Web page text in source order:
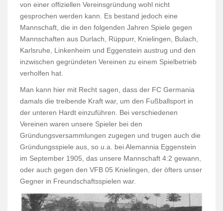
von einer offiziellen Vereinsgründung wohl nicht
gesprochen werden kann. Es bestand jedoch eine
Mannschaft, die in den folgenden Jahren Spiele gegen
Mannschaften aus Durlach, Rüppurr, Knielingen, Bulach,
Karlsruhe, Linkenheim und Eggenstein austrug und den
inzwischen gegründeten Vereinen zu einem Spielbetrieb
verholfen hat.
Man kann hier mit Recht sagen, dass der FC Germania
damals die treibende Kraft war, um den Fußballsport in
der unteren Hardt einzuführen. Bei verschiedenen
Vereinen waren unsere Spieler bei den
Gründungsversammlungen zugegen und trugen auch die
Gründungsspiele aus, so u.a. bei Alemannia Eggenstein
im September 1905, das unsere Mannschaft 4:2 gewann,
oder auch gegen den VFB 05 Knielingen, der öfters unser
Gegner in Freundschaftsspielen war.